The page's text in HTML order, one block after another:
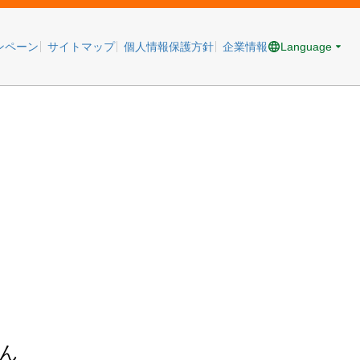
ペーン サイトマップ 個人情報保護方針 企業情報 Language